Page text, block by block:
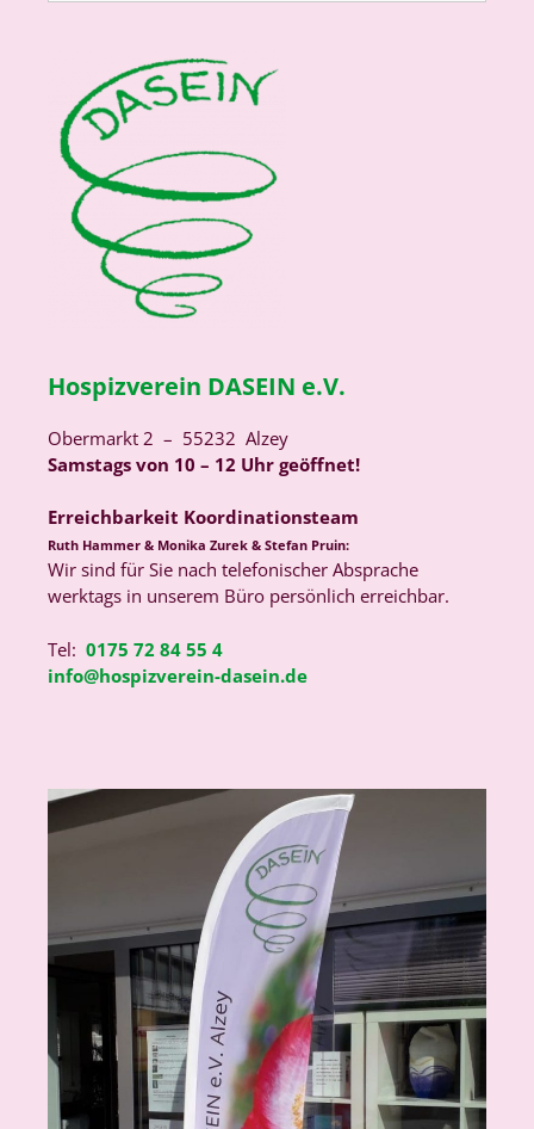
Hospizverein DASEIN e.V.
Obermarkt 2 – 55232 Alzey
Samstags von 10 – 12 Uhr geöffnet!
Erreichbarkeit Koordinationsteam
Ruth Hammer & Monika Zurek & Stefan Pruin:
Wir sind für Sie nach telefonischer Absprache
werktags in unserem Büro persönlich erreichbar.
Tel: 0175 72 84 55 4
info@hospizverein-dasein.de